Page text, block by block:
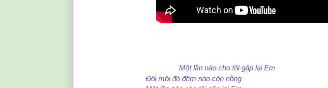
Một lần nào cho tôi gặp lại Em
Đôi môi đó đêm nào còn nồng